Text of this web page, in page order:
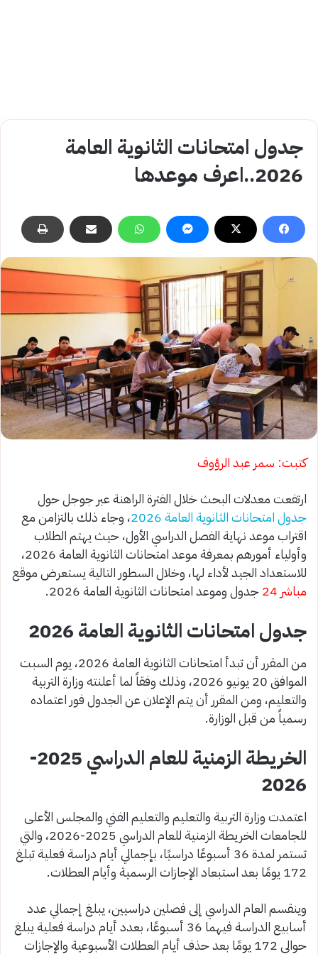
جدول امتحانات الثانوية العامة
2026..اعرف موعدها
كتبت: سمر عبد الرؤوف
ارتفعت معدلات البحث خلال الفترة الراهنة عبر جوجل حول
جدول امتحانات الثانوية العامة 2026
، وجاء ذلك بالتزامن مع
اقتراب موعد نهاية الفصل الدراسي الأول، حيث يهتم الطلاب
وأولياء أمورهم بمعرفة موعد امتحانات الثانوية العامة 2026،
للاستعداد الجيد لأداء لها، وخلال السطور التالية يستعرض موقع
مباشر 24
جدول وموعد امتحانات الثانوية العامة 2026.
جدول امتحانات الثانوية العامة 2026
من المقرر أن تبدأ امتحانات الثانوية العامة 2026، يوم السبت
الموافق 20 يونيو 2026، وذلك وفقاً لما أعلنته وزارة التربية
والتعليم، ومن المقرر أن يتم الإعلان عن الجدول فور اعتماده
رسمياً من قبل الوزارة.
الخريطة الزمنية للعام الدراسي 2025-
2026
اعتمدت وزارة التربية والتعليم والتعليم الفني والمجلس الأعلى
للجامعات الخريطة الزمنية للعام الدراسي 2025-2026، والتي
تستمر لمدة 36 أسبوعًا دراسيًا، بإجمالي أيام دراسة فعلية تبلغ
172 يومًا بعد استبعاد الإجازات الرسمية وأيام العطلات.
وينقسم العام الدراسي إلى فصلين دراسيين، يبلغ إجمالي عدد
أسابيع الدراسة فيهما 36 أسبوعًا، بعدد أيام دراسة فعلية يبلغ
حوالي 172 يومًا بعد حذف أيام العطلات الأسبوعية والإجازات